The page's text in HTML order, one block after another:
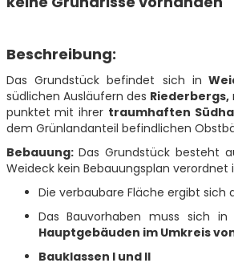
Beschreibung:
Das Grundstück befindet sich in
südlichen Ausläufern des Riederbergs,
punktet mit ihrer traumhaften
dem Grünlandanteil befindlichen
Bebauung: Das Grundstück besteht
Weideck kein Bebauungsplan
Die verbaubare Fläche ergibt sich
Das Bauvorhaben muss sich in
Hauptgebäuden im Umkreis
Bauklassen I und II